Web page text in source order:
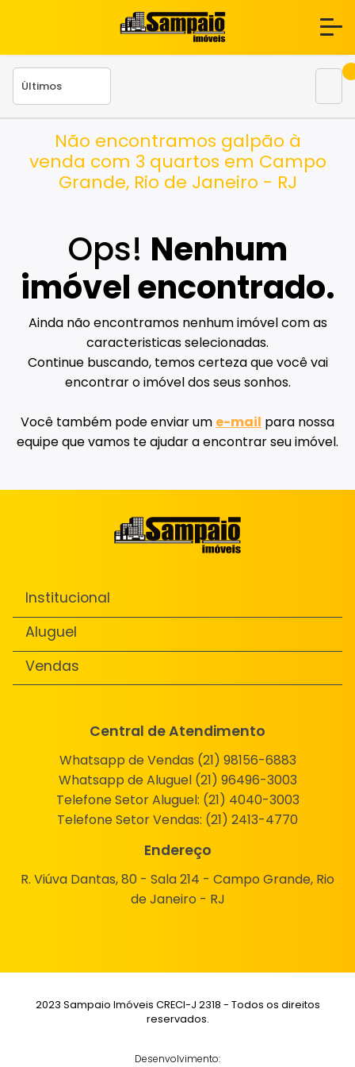
Não encontramos galpão à
venda com 3 quartos em Campo
Grande, Rio de Janeiro - RJ
Ops! Nenhum
imóvel encontrado.
Ainda não encontramos nenhum imóvel com as
caracteristicas selecionadas.
Continue buscando, temos certeza que você vai
encontrar o imóvel dos seus sonhos.
Você também pode enviar um e-mail para nossa
equipe que vamos te ajudar a encontrar seu imóvel.
Institucional
Aluguel
Vendas
Central de Atendimento
Whatsapp de Vendas (21) 98156-6883
Whatsapp de Aluguel (21) 96496-3003
Telefone Setor Aluguel: (21) 4040-3003
Telefone Setor Vendas: (21) 2413-4770
Endereço
R. Viúva Dantas, 80 - Sala 214 - Campo Grande, Rio
de Janeiro - RJ
2023 Sampaio Imóveis CRECI-J 2318 - Todos os direitos
reservados.
Desenvolvimento: